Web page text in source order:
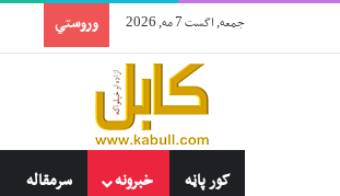
جمعه, اگست 7 مه, 2026 وروستي
کور پاڼه خبرونه سرمقاله